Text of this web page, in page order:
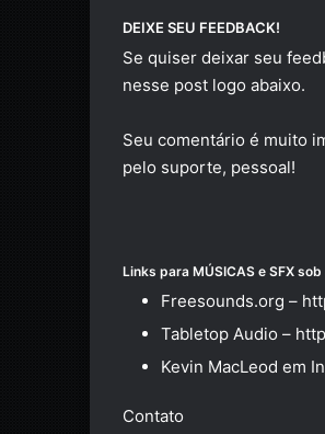
DEIXE SEU FEEDBACK!
Se quiser deixar seu
nesse post logo abaixo.
Seu comentário é muito
pelo suporte, pessoal!
Links para MÚSICAS e SFX
Freesounds.org –
Tabletop Audio –
Kevin MacLeod em
Contato